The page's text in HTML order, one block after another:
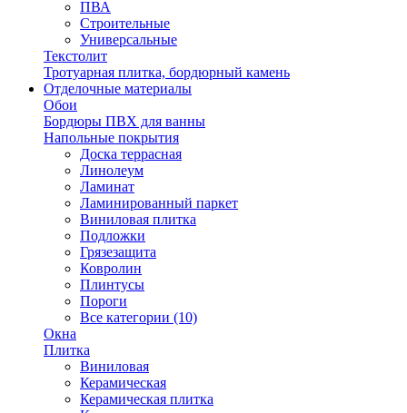
ПВА
Строительные
Универсальные
Текстолит
Тротуарная плитка, бордюрный камень
Отделочные материалы
Обои
Бордюры ПВХ для ванны
Напольные покрытия
Доска террасная
Линолеум
Ламинат
Ламинированный паркет
Виниловая плитка
Подложки
Грязезащита
Ковролин
Плинтусы
Пороги
Все категории (10)
Окна
Плитка
Виниловая
Керамическая
Керамическая плитка